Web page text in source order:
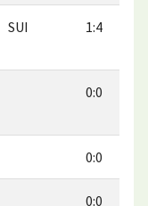
SUI 1:4
0:0
0:0
0:0